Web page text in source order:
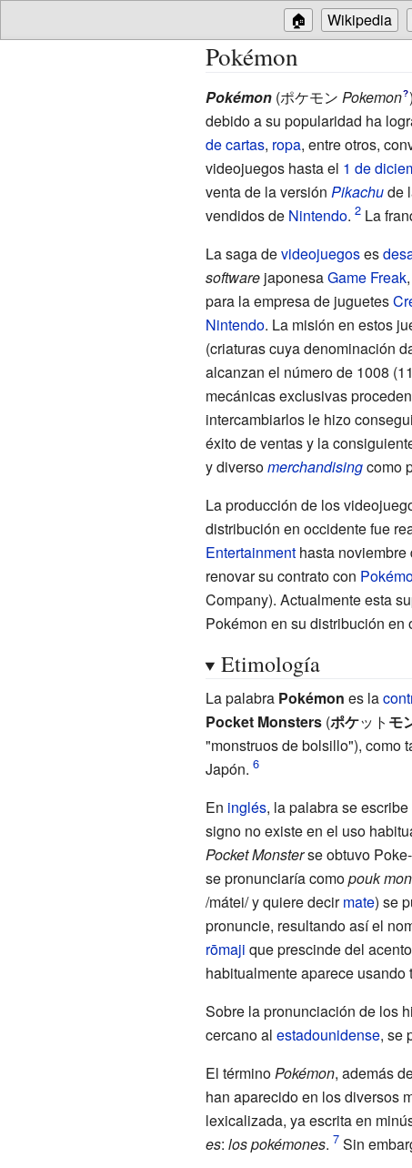
🏠 Wikipedia
Pokémon
Pokémon(ポケモン Pokemon?)
debido a su popularidad ha
de cartas, ropa, entre otros,
videojuegos hasta el 1 de
venta de la versión Pikachude
vendidos de Nintendo. La
La saga devideojuegoses
softwarejaponesaGame Freak
para la empresa de juguetes
Nintendo. La misión en estos
(criaturas cuya denominación
alcanzan el número de 1008
mecánicas exclusivas
intercambiarlos le hizo
éxito de ventas y la
y diversomerchandisingcomo
La producción de los
distribución en occidente fue
Entertainmenthasta noviembre
renovar su contrato con
Company). Actualmente esta
Pokémon en su distribución en
Etimología
La palabra Pokémon es la
Pocket Monsters (ポケット モ
"monstruos de bolsillo"), como
Japón.
En inglés, la palabra se escribe
signo no existe en el uso
Pocket Monsterse obtuvo
se pronunciaría comopouk mon
/mátei/ y quiere decirmate) se
pronuncie, resultando así el
rōmaji que prescinde del
habitualmente aparece usando
Sobre la pronunciación de los
cercano al estadounidense, se
El término Pokémon, además
han aparecido en los diversos
lexicalizada, ya escrita en
es: los pokémones. Sin